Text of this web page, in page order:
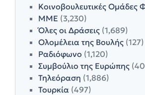
Κοινοβουλευτικές Ομάδες
ΜΜΕ (3,230)
Όλες οι Δράσεις (1,689)
Ολομέλεια της Βουλής (127)
Ραδιόφωνο (1,120)
Συμβούλιο της Ευρώπης
Τηλεόραση (1,886)
Τουρκία (497)